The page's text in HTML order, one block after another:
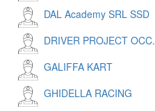
DAL Academy SRL SSD
DRIVER PROJECT OCC.
GALIFFA KART
GHIDELLA RACING